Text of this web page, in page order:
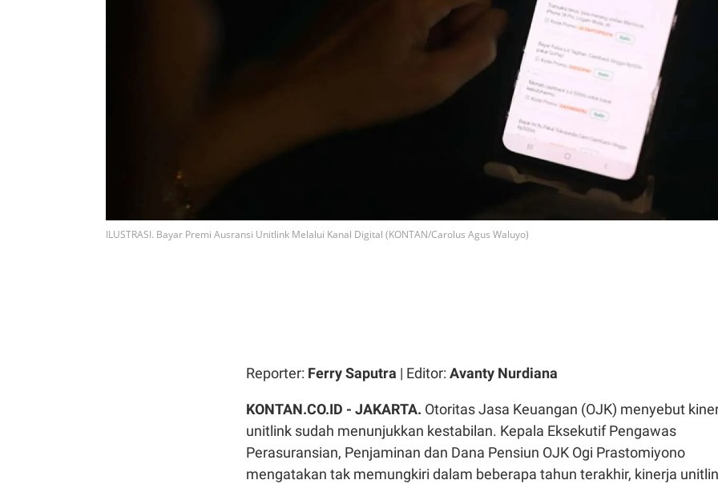
ILUSTRASI. Bayar Premi Ausransi Unitlink Melalui Kanal Digital (KONTAN/Carolus Agus Waluyo)
Reporter: Ferry Saputra | Editor: Avanty Nurdiana
KONTAN.CO.ID - JAKARTA. Otoritas Jasa Keuangan (OJK) menyebut
unitlink sudah menunjukkan kestabilan. Kepala Eksekutif Pengawas
Perasuransian, Penjaminan dan Dana Pensiun OJK Ogi Prastomiyono
mengatakan tak memungkiri dalam beberapa tahun terakhir, kinerja